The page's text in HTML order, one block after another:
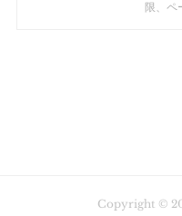
限、ペ
Copyright ©